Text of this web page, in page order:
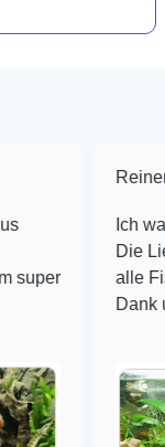
Ich war erst
Die Lieferung
alle Fische haben
Dank und gerne